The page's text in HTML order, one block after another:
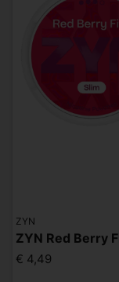
ZYN
€ 4,49